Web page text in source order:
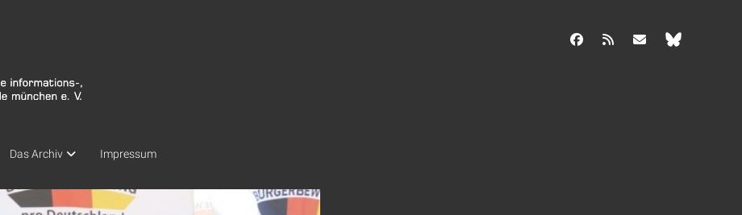
facebook info@aida-archiv.de
Das Archiv Impressum